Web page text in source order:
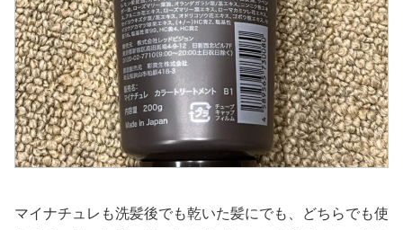
マイナチュレも洗髪後でも乾いた髪にでも、どちらでも使